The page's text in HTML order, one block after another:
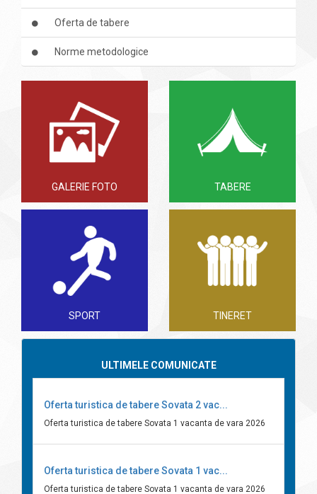
Oferta de tabere
Norme metodologice
GALERIE FOTO TABERE
SPORT TINERET
ULTIMELE COMUNICATE
Oferta turistica de tabere Sovata 2 vac...
Oferta turistica de tabere Sovata 1 vacanta de vara 2026
Oferta turistica de tabere Sovata 1 vac...
Oferta turistica de tabere Sovata 1 vacanta de vara 2026